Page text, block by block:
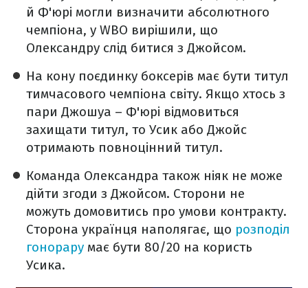
й Ф'юрі могли визначити абсолютного
чемпіона, у WBO вирішили, що
Олександру слід битися з Джойсом.
На кону поєдинку боксерів має бути титул
тимчасового чемпіона світу. Якщо хтось з
пари Джошуа – Ф'юрі відмовиться
захищати титул, то Усик або Джойс
отримають повноцінний титул.
Команда Олександра також ніяк не може
дійти згоди з Джойсом. Сторони не
можуть домовитись про умови контракту.
Сторона українця наполягає, що розподіл
гонорару має бути 80/20 на користь
Усика.